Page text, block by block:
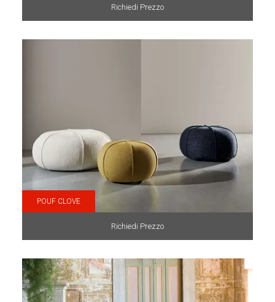
Richiedi Prezzo
POUF CLOVE
Richiedi Prezzo